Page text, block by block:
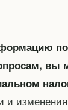
вы
и